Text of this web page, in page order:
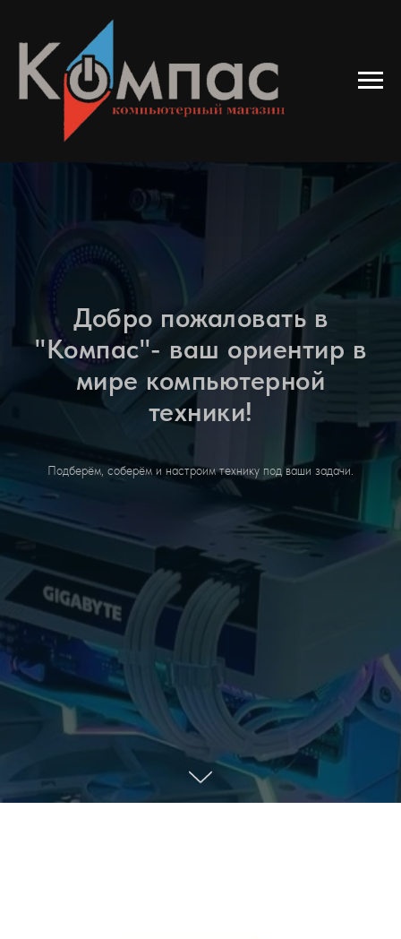
Добро пожаловать в
"Компас"- ваш ориентир в
мире компьютерной
техники!
Подберём, соберём и настроим технику под ваши задачи.